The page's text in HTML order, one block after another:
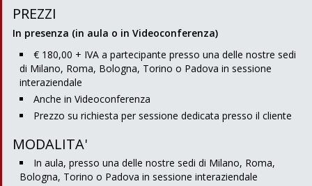
PREZZI
In presenza (in aula o in Videoconferenza)
€ 180,00 + IVA a partecipante presso una delle nostre sedi
di Milano, Roma, Bologna, Torino o Padova in sessione
interaziendale
Anche in Videoconferenza
Prezzo su richiesta per sessione dedicata presso il cliente
MODALITA'
In aula, presso una delle nostre sedi di Milano, Roma,
Bologna, Torino o Padova in sessione interaziendale